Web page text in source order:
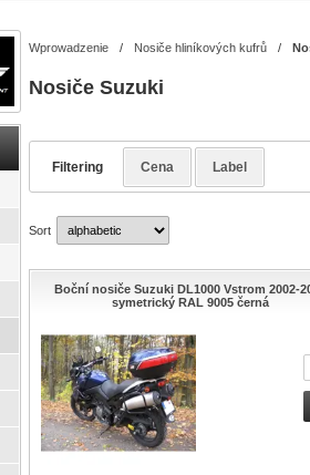
Wprowadzenie / Nosiče hliníkových kufrů /
Nosiče Suzuki
Filtering Cena Label
Sort
Boční nosiče Suzuki DL1000 Vstrom 2002-
symetrický RAL 9005 černá